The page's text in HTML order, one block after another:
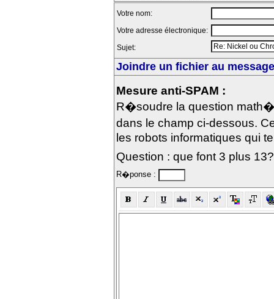
Votre nom:
Votre adresse électronique:
Sujet:
Joindre un fichier au
Mesure anti-SPAM :
R�soudre la question
dans le champ ci-dessous.
les robots informatiques qui
Question : que font 3 plus 13?
R�ponse :